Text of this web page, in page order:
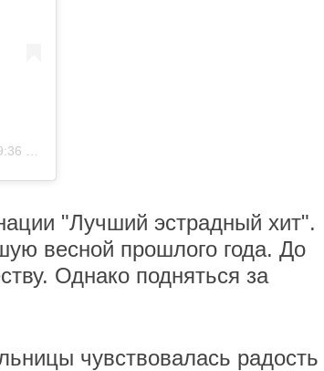
"Лучший эстрадный хит".
весной прошлого года. До
Однако подняться за
чувствовалась радость